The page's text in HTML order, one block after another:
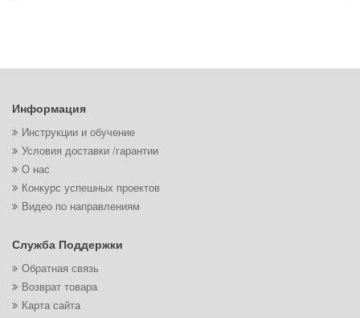
Информация
Инструкции и обучение
Условия доставки /гарантии
О нас
Конкурс успешных проектов
Видео по направлениям
Служба Поддержки
Обратная связь
Возврат товара
Карта сайта